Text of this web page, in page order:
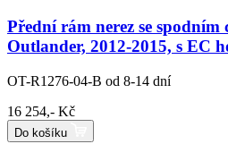
Přední rám nerez se
Outlander, 2012-2015, s EC
OT-R1276-04-B od 8-14 dní
16 254,- Kč
Do košíku